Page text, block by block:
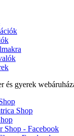
és gyerek
Shop
Shop - Facebook